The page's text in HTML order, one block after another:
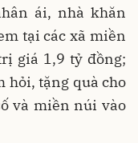
ái, nhà khăn
tại các xã miền
giá 1,9 tỷ đồng;
hỏi, tặng quà cho
và miền núi vào